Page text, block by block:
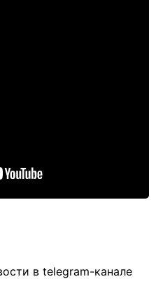
в telegram-канале